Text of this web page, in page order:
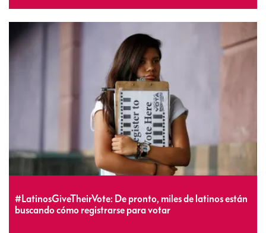
#LatinosGiveTheirVote: De pronto, miles de latinos están
buscando cómo registrarse para votar